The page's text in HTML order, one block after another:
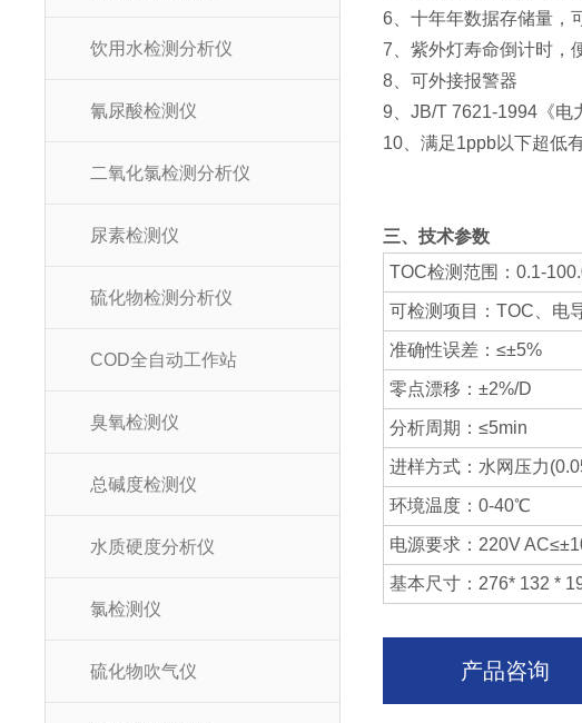
饮用水检测分析仪
氰尿酸检测仪
二氧化氯检测分析仪
尿素检测仪
硫化物检测分析仪
COD全自动工作站
臭氧检测仪
总碱度检测仪
水质硬度分析仪
氯检测仪
硫化物吹气仪
6、十年年数据存储量，
7、紫外灯寿命倒计时，
8、可外接报警器
9、JB/T 7621-1994《电
10、满足1ppb以下超低
三、技术参数
TOC检测范围：0.1-
可检测项目：TOC、电
准确性误差：≤±5%
零点漂移：±2%/D
分析周期：≤5min
进样方式：水网压力
环境温度：0-40℃
电源要求：220V
基本尺寸：276* 132 *
产品咨询